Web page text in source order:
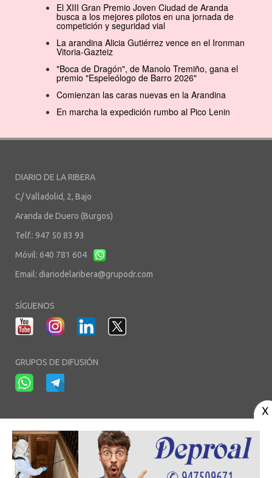
El XIII Gran Premio Joven Ciudad de Aranda
busca a los mejores pilotos en una jornada de
competición y seguridad vial
La arandina Alicia Gutiérrez vence en el Ironman
Vitoria-Gazteiz
"Boca de Dragón", de Manolo Tremiño, gana el
premio "Espeleólogo de Barro 2026"
Comienzan las caras nuevas en la Arandina
En marcha la expedición rumbo al Pico Lenin
DIARIO DE LA RIBERA
C/ Valladolid, 2, Bajo
Aranda de Duero (Burgos)
Telf.: 947 50 83 93
Móvil: 640 781 604
Email: diariodelaribera@grupodr.com
SÍGUENOS
GRUPOS DE DIFUSIÓN
Aviso Legal-Política de Privacidad- Política de Cookies-Área privada